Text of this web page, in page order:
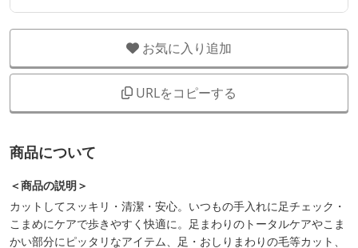
お気に入り追加
URLをコピーする
商品について
＜商品の説明＞
カットしてスッキリ・清潔・安心。いつもの手入れに足チェック・
こまめにケアで歩きやすく快適に。足まわりのトータルケアやこま
かい部分にピッタリなアイテム、足・おしりまわりの毛等カット、